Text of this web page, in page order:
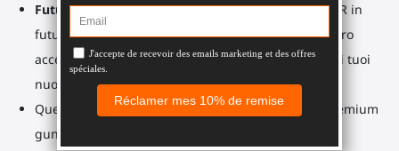
Futureproof: Stai per acquistare un nuovo visore VR in
futuro? Non c'è bisogno di comprare di nuovo l'intero
accessorio. Acquista semplicemente i supporti per i tuoi
nuovi controller.
Questo modello supporta GhostVR. Un prodotto premium
gunstock con struttura in carbonio e supporti e il